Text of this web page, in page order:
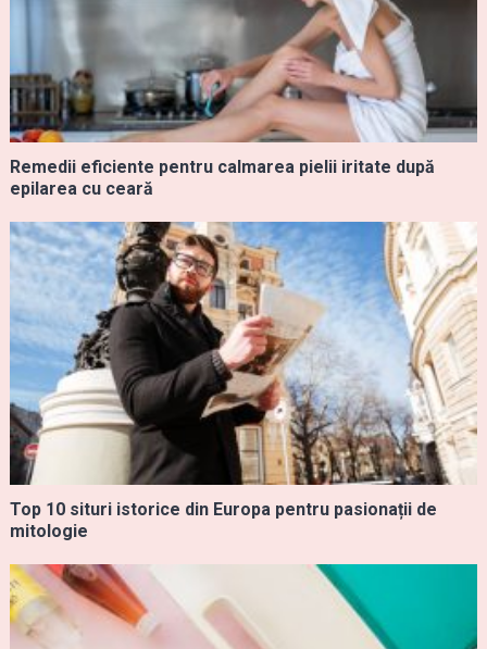
Remedii eficiente pentru calmarea pielii iritate după
epilarea cu ceară
Top 10 situri istorice din Europa pentru pasionații de
mitologie